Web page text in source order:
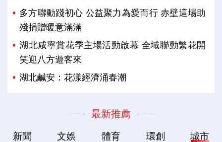
多方聯動踐初心 公益聚力為愛而行 赤壁這場助
殘捐贈暖意滿滿
湖北咸寧賞花季主場活動啟幕 全域聯動繁花開
笑迎八方遊客來
湖北鹹安：花漾經濟涌春潮
最新推薦
新聞 文娛 體育 環創 城市